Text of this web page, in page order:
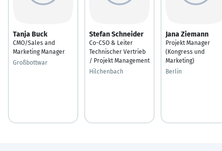
Tanja Buck
CMO/Sales and
Marketing Manager
Großbottwar
Stefan Schneider
Co-CSO & Leiter
Technischer Vertrieb
/ Projekt Management
Hilchenbach
Jana Ziemann
Projekt Manager
(Kongress und
Marketing)
Berlin